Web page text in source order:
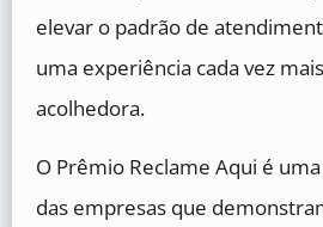
elevar o padrão de
uma experiência cada vez
acolhedora.
O Prêmio Reclame Aqui é
das empresas que